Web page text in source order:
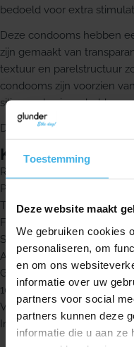
Toestemming
Deze website maakt
We gebruiken cookies
personaliseren, om
en om ons
informatie over uw
partners voor social
partners kunnen deze
informatie die u aan ze
bedoeld voor extra
Deze condooms hebben
zijn gemaakt van
textuur en parelstructuur
condooms zijn voorzien
siliconenbasis en hebben
De gemiddelde nominale
Kenmerken
Rechte vorm met reservoir
Parelstructuur voor extra
Transparant natuurlijk
Fijne textuur
Standaardsmering op
Aangename geur
Gemiddelde nominale
100% elektronisch en
Verzonden in anonieme
Inhoud: 10 stuks